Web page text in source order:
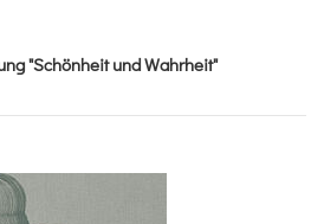
"Schönheit und Wahrheit"